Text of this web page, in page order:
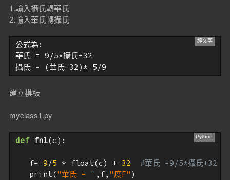
1.輸入攝氏轉華氏
2.輸入華氏轉攝氏
公式為:
華氏 = 9/5*攝氏+32
攝氏 = (華氏-32)* 5/9
建立模板
myclass1.py
def fn1(c) :
   f=
9/5 * float(c) + 32
#華氏 =9/5*攝氏+32
   print(
"華氏 = " ,f, "度F" )